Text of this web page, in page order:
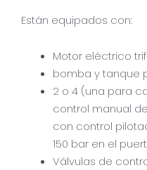
Están equipados con:
Motor eléctrico
bomba y tanque
2 o 4 (una para
control manual
con control
150 bar en el
Válvulas de